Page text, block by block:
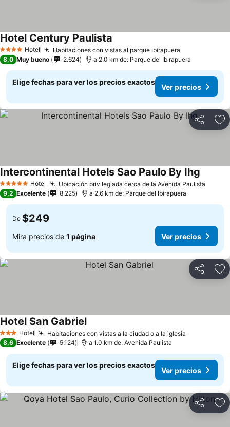
4 EstrellasHotel Habitaciones con vistas al parque Ibirapuera
Hotel Century Paulista
8,0 Muy bueno 2.624 a 2.0 km de: Parque del Ibirapuera
Elige fechas para ver los precios exactos
Ver precios
Compartir
5 Estrellas Hotel Ubicación privilegiada cerca de la Avenida Paulista
Intercontinental Hotels Sao Paulo By Ihg
9,2 Excelente 8.225 a 2.6 km de: Parque del Ibirapuera
De $249
Mira precios de 1 página Ver precios
Compartir
3 Estrellas
Hotel Habitaciones con vistas a la ciudad o a la iglesia
Hotel San Gabriel
8,6 Excelente 5.124 a 1.0 km de: Avenida Paulista
Elige fechas para ver los precios exactos
Ver precios
Compartir